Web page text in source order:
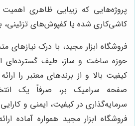
پروژه‌هایی که زیبایی ظاهری اهمیت
کاشی‌کاری شده یا کفپوش‌های تزئینی،
فروشگاه ابزار مجید، با درک نیازهای
حوزه ساخت و ساز، طیف گسترده‌ای
کیفیت بالا و از برندهای معتبر را
صفحه سرامیک بر، صرفاً یک
سرمایه‌گذاری در کیفیت، ایمنی و
فروشگاه ابزار مجید همواره آماده